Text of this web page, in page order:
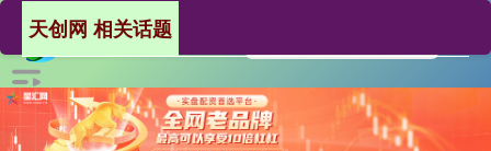
天创网 相关话题